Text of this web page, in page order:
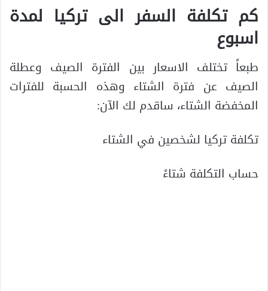
كم تكلفة السفر الى تركيا لمدة
اسبوع
طبعاً تختلف الاسعار بين الفترة الصيف وعطلة
الصيف عن فترة الشتاء وهذه الحسبة للفترات
المخفضة الشتاء، ساقدم لك الآن:
تكلفة تركيا لشخصين في الشتاء
حساب التكلفة شتاءً